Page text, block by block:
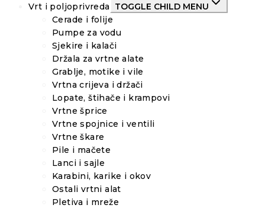
Vrt i poljoprivreda
TOGGLE CHILD MENU
Cerade i folije
Pumpe za vodu
Sjekire i kalači
Držala za vrtne alate
Grablje, motike i vile
Vrtna crijeva i držači
Lopate, štihače i krampovi
Vrtne šprice
Vrtne spojnice i ventili
Vrtne škare
Pile i mačete
Lanci i sajle
Karabini, karike i okov
Ostali vrtni alat
Pletiva i mreže